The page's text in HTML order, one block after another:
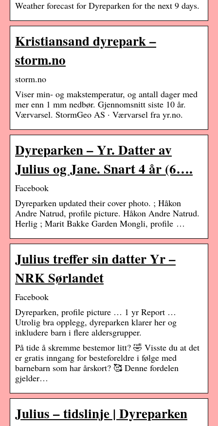
Weather forecast for Dyreparken for the next 9 days.
Kristiansand dyrepark –
storm.no
storm.no
Viser min- og makstemperatur, og antall dager med
mer enn 1 mm nedbør. Gjennomsnitt siste 10 år.
Værvarsel. StormGeo AS · Værvarsel fra yr.no.
Dyreparken – Yr. Datter av
Julius og Jane. Snart 4 år (6….
Facebook
Dyreparken updated their cover photo. ; Håkon
Andre Natrud, profile picture. Håkon Andre Natrud.
Herlig ; Marit Bakke Garden Mongli, profile …
Julius treffer sin datter Yr –
NRK Sørlandet
Facebook
Dyreparken, profile picture … 1 yr Report …
Utrolig bra opplegg, dyreparken klarer her og
inkludere barn i flere aldersgrupper.
På tide å skremme bestemor litt? 🤣 Visste du at det
er gratis inngang for besteforeldre i følge med
barnebarn som har årskort? 🥰 Denne fordelen
gjelder…
Julius – tidslinje | Dyreparken